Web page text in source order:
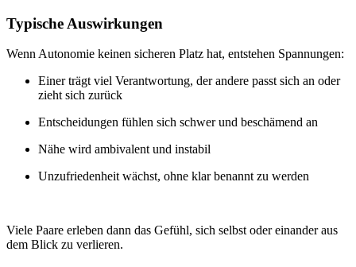
Typische Auswirkungen
Wenn Autonomie keinen sicheren Platz hat, entstehen Spannungen:
Einer trägt viel Verantwortung, der andere passt sich an oder
zieht sich zurück
Entscheidungen fühlen sich schwer und beschämend an
Nähe wird ambivalent und instabil
Unzufriedenheit wächst, ohne klar benannt zu werden
Viele Paare erleben dann das Gefühl, sich selbst oder einander aus
dem Blick zu verlieren.